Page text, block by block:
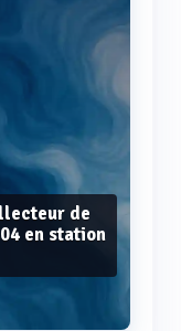
de
en station